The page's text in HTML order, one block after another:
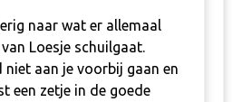
naar wat er allemaal
Loesje schuilgaat.
niet aan je voorbij gaan en
een zetje in de goede